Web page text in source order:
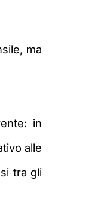
ma
in
alle
tra gli